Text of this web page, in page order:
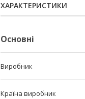
ХАРАКТЕРИСТИКИ
Основні
Виробник
Країна виробник